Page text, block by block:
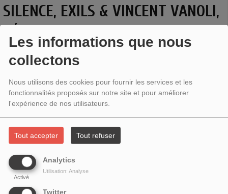
Les informations que nous
collectons
Nous utilisons des cookies pour fournir les services et les
fonctionnalités proposés sur notre site et pour améliorer
l'expérience de nos utilisateurs.
Tout accepter Tout refuser
Analytics
Activé
Utilisation: Analyse
Twitter
SILENCE, EXILS & VINCENT VANOLI,
GÉANTS, L’APOCALYPSE.
Attila Kotányi,Architecture du silence